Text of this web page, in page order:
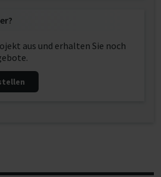
aus und erhalten Sie noch